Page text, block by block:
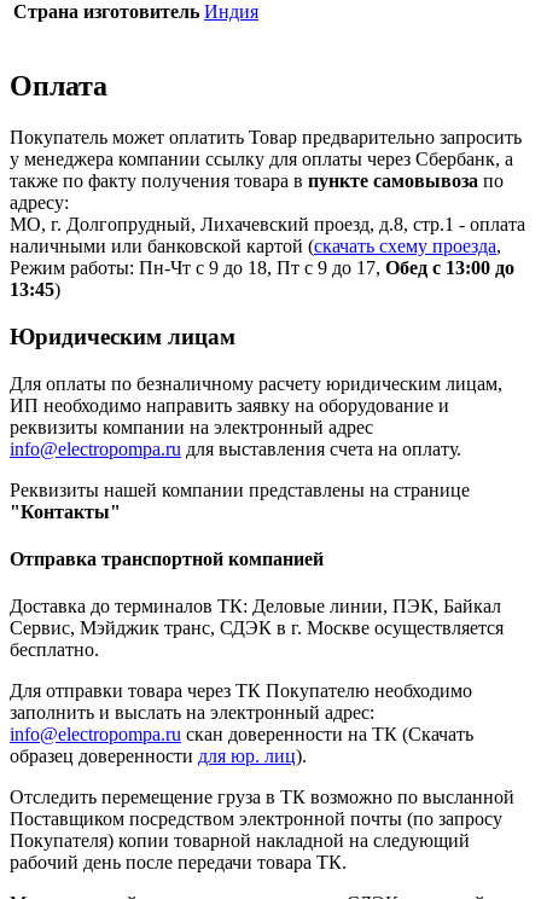
Страна изготовитель Индия
Оплата
Покупатель может оплатить Товар предварительно запросить
у менеджера компании ссылку для оплаты через Сбербанк, а
также по факту получения товара в пункте самовывоза по
адресу:
МО, г. Долгопрудный, Лихачевский проезд, д.8, стр.1 - оплата
наличными или банковской картой (скачать схему проезда,
Режим работы: Пн-Чт с 9 до 18, Пт с 9 до 17, Обед с 13:00 до
13:45)
Юридическим лицам
Для оплаты по безналичному расчету юридическим лицам,
ИП необходимо направить заявку на оборудование и
реквизиты компании на электронный адрес
info@electropompa.ru для выставления счета на оплату.
Реквизиты нашей компании представлены на странице
"Контакты"
Отправка транспортной компанией
Доставка до терминалов ТК: Деловые линии, ПЭК, Байкал
Сервис, Мэйджик транс, СДЭК в г. Москве осуществляется
бесплатно.
Для отправки товара через ТК Покупателю необходимо
заполнить и выслать на электронный адрес:
info@electropompa.ru скан доверенности на ТК (Скачать
образец доверенности для юр. лиц).
Отследить перемещение груза в ТК возможно по высланной
Поставщиком посредством электронной почты (по запросу
Покупателя) копии товарной накладной на следующий
рабочий день после передачи товара ТК.